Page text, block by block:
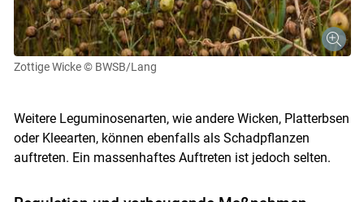
Zottige Wicke © BWSB/Lang
Weitere Leguminosenarten, wie andere Wicken, Platterbsen
oder Kleearten, können ebenfalls als Schadpflanzen
auftreten. Ein massenhaftes Auftreten ist jedoch selten.